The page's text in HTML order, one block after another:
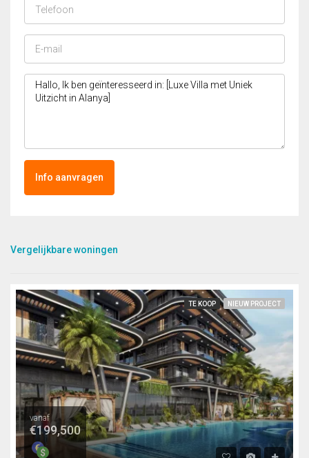
Info aanvragen
Vergelijkbare woningen
TE KOOP NIEUW PROJECT
vanaf
€199,500